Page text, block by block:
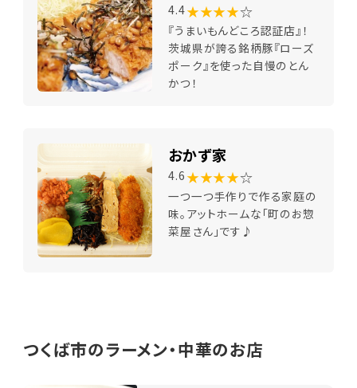
4.4★★★★☆
『うまいもんどころ認証店』！
茨城県が誇る銘柄豚『ローズ
ポーク』を使った自慢のとん
かつ！
おかず家
4.6 ★★★★☆
一つ一つ手作りで作る家庭の
味。アットホームな「町のお惣
菜屋さん」です♪
つくば市のラーメン・中華のお店